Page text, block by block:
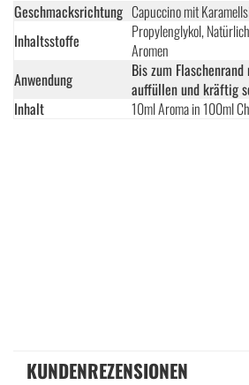
Geschmacksrichtung Capuccino mit
Inhaltsstoffe
Propylenglykol,
Aromen
Anwendung
Bis zum
auffüllen und kräftig
Inhalt
10ml Aroma in 100ml
KUNDENREZENSIONEN